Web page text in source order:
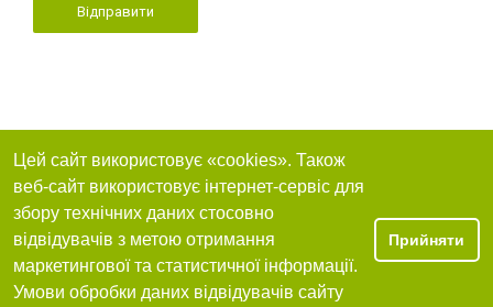
Відправити
Цей сайт використовує «cookies». Також
веб-сайт використовує інтернет-сервіс для
збору технічних даних стосовно
відвідувачів з метою отримання
маркетингової та статистичної інформації.
Умови обробки даних відвідувачів сайту
Прийняти